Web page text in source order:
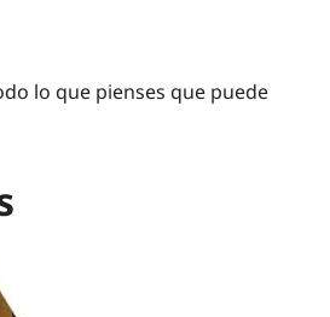
lo que pienses que puede